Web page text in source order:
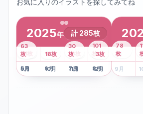
お気に入りのイラストを探してみてね
2025年 計 285枚
1月
2枚 2月 3月 4月
8枚
5月
41 枚
6月
13枚
7月
6枚
8月
101
枚
9月
63
枚
10月
18枚
11月
30
枚
12月
3枚 1月 2
5 月
78
枚
6
9 月